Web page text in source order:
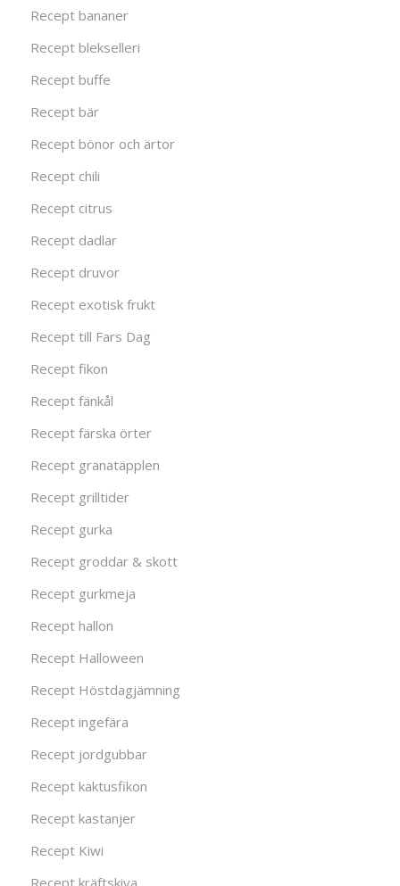
Recept bananer
Recept blekselleri
Recept buffe
Recept bär
Recept bönor och ärtor
Recept chili
Recept citrus
Recept dadlar
Recept druvor
Recept exotisk frukt
Recept till Fars Dag
Recept fikon
Recept fänkål
Recept färska örter
Recept granatäpplen
Recept grilltider
Recept gurka
Recept groddar & skott
Recept gurkmeja
Recept hallon
Recept Halloween
Recept Höstdagjämning
Recept ingefära
Recept jordgubbar
Recept kaktusfikon
Recept kastanjer
Recept Kiwi
Recept kräftskiva